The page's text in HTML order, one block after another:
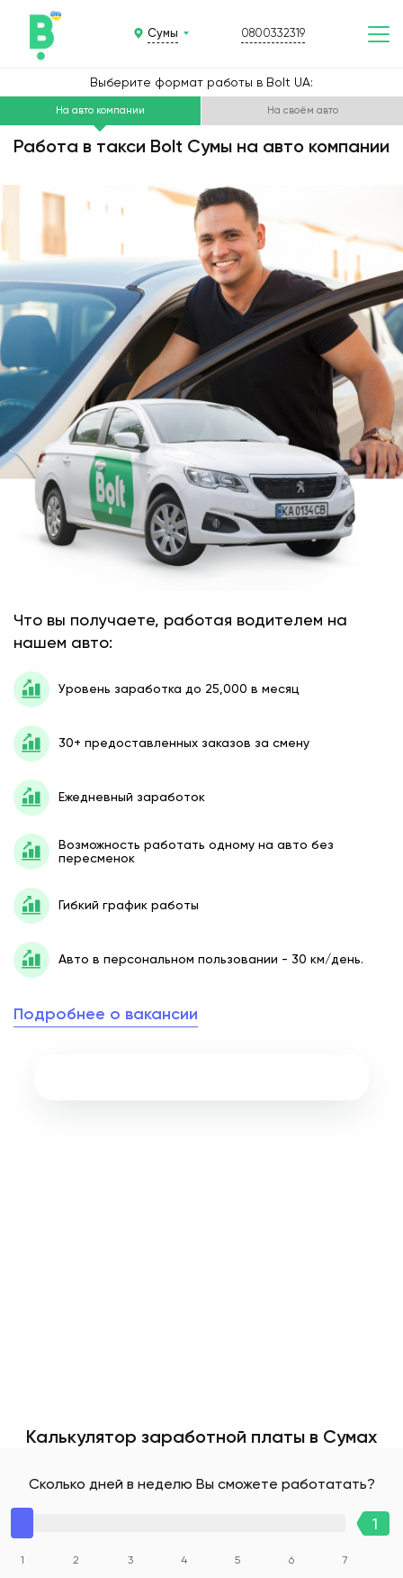
Сумы 0800332319
Выберите формат работы в Bolt UA:
На авто компании На своём авто
Работа в такси Bolt Сумы на авто компании
Что вы получаете, работая водителем на
нашем авто:
Уровень заработка до 25,000 в месяц
30+ предоставленных заказов за смену
Ежедневный заработок
Возможность работать одному на авто без
пересменок
Гибкий график работы
Авто в персональном пользовании - 30 км/день.
Подробнее о вакансии
Калькулятор заработной платы в Сумах
Сколько дней в неделю Вы сможете работатать?
1 2 3 4 5 6 7